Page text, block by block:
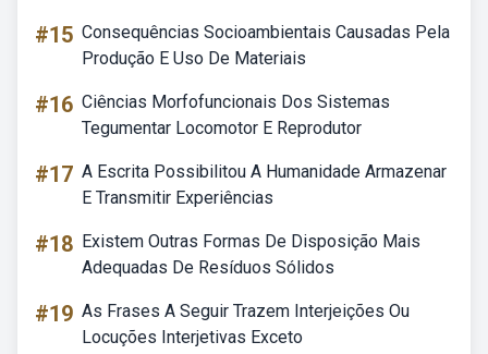
#15 Consequências Socioambientais Causadas Pela
Produção E Uso De Materiais
#16 Ciências Morfofuncionais Dos Sistemas
Tegumentar Locomotor E Reprodutor
#17 A Escrita Possibilitou A Humanidade Armazenar
E Transmitir Experiências
#18 Existem Outras Formas De Disposição Mais
Adequadas De Resíduos Sólidos
#19 As Frases A Seguir Trazem Interjeições Ou
Locuções Interjetivas Exceto